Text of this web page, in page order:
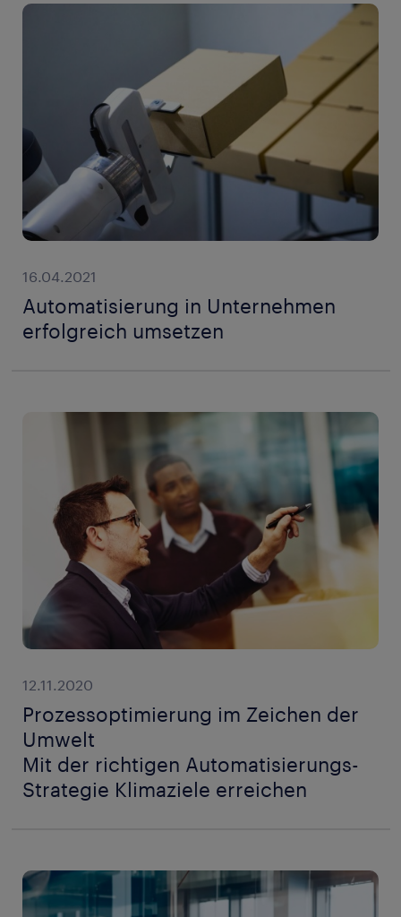
16.04.2021
Automatisierung in Unternehmen
erfolgreich umsetzen
12.11.2020
Prozessoptimierung im Zeichen der
Umwelt
Mit der richtigen Automatisierungs-
Strategie Klimaziele erreichen